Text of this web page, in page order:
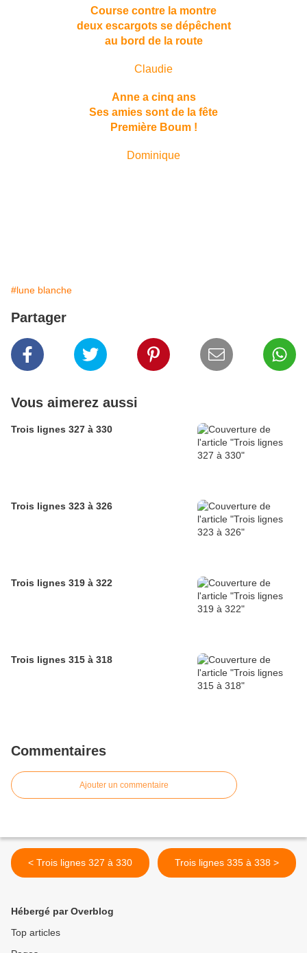
Course contre la montre
deux escargots se dépêchent
au bord de la route
Claudie
Anne a cinq ans
Ses amies sont de la fête
Première Boum !
Dominique
#lune blanche
Partager
Vous aimerez aussi
Trois lignes 327 à 330
Trois lignes 323 à 326
Trois lignes 319 à 322
Trois lignes 315 à 318
Commentaires
Ajouter un commentaire
< Trois lignes 327 à 330 Trois lignes 335 à 338 >
Hébergé par Overblog
Top articles